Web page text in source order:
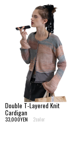
Double T-Layered Knit
Cardigan
33,000YEN 2color